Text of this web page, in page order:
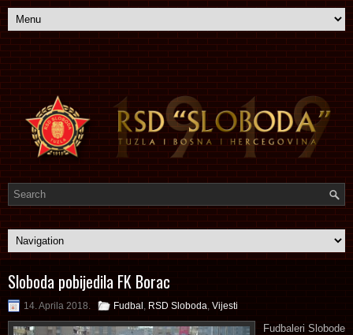
Sloboda pobijedila FK Borac
14. Aprila 2018. Fudbal RSD Sloboda Vijesti
Fudbaleri Slobode